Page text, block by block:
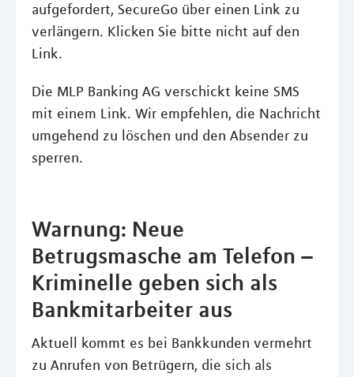
aufgefordert, SecureGo über einen Link zu
verlängern. Klicken Sie bitte nicht auf den
Link.
Die MLP Banking AG verschickt keine SMS
mit einem Link. Wir empfehlen, die Nachricht
umgehend zu löschen und den Absender zu
sperren.
Warnung: Neue
Betrugsmasche am Telefon –
Kriminelle geben sich als
Bankmitarbeiter aus
Aktuell kommt es bei Bankkunden vermehrt
zu Anrufen von Betrügern, die sich als